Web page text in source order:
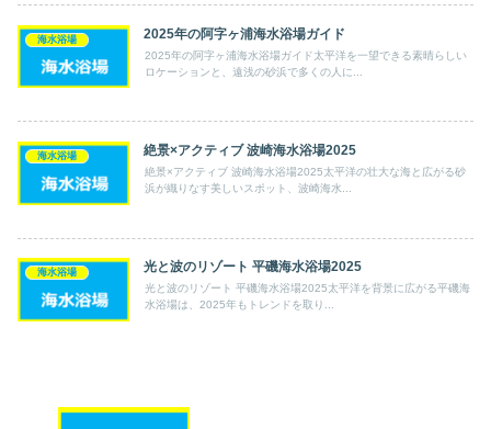
海水浴場 2025年の阿字ヶ浦海水浴場ガイド
2025年の阿字ヶ浦海水浴場ガイド太平洋を一望できる素晴らしい
ロケーションと、遠浅の砂浜で多くの人に...
海水浴場 絶景×アクティブ 波崎海水浴場2025
絶景×アクティブ 波崎海水浴場2025太平洋の壮大な海と広がる砂
浜が織りなす美しいスポット、波崎海水...
海水浴場 光と波のリゾート 平磯海水浴場2025
光と波のリゾート 平磯海水浴場2025太平洋を背景に広がる平磯海
水浴場は、2025年もトレンドを取り...